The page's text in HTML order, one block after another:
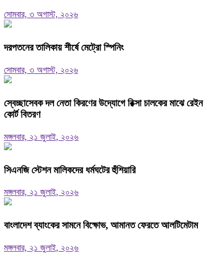
সোমবার, ৩ অগাস্ট, ২০২৬
দরপতনের তালিকায় শীর্ষে মেট্রো স্পিনিং
সোমবার, ৩ অগাস্ট, ২০২৬
স্বেচ্ছাসেবক দল নেতা কিরণের উদ্যোগে রিক্সা চালকের মাঝে রেইন
কোর্ট বিতরণ
মঙ্গলবার, ২১ জুলাই, ২০২৬
সিএনজি স্টেশন মালিকদের ধর্মঘটের হুঁশিয়ারি
মঙ্গলবার, ২১ জুলাই, ২০২৬
বাংলাদেশ ব্যাংকের সামনে বিক্ষোভ, আমানত ফেরতে আলটিমেটাম
মঙ্গলবার, ২১ জুলাই, ২০২৬